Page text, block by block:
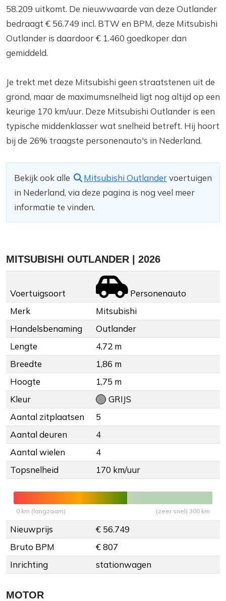
58.209 uitkomt. De nieuwwaarde van deze Outlander
bedraagt € 56.749 incl. BTW en BPM, deze Mitsubishi
Outlander is daardoor € 1.460 goedkoper dan
gemiddeld.
Je trekt met deze Mitsubishi geen straatstenen uit de
grond, maar de maximumsnelheid ligt nog altijd op een
keurige 170 km/uur. Deze Mitsubishi Outlander is een
typische middenklasser wat snelheid betreft. Hij hoort
bij de 26% traagste personenauto's in Nederland.
Bekijk ook alle Mitsubishi Outlandervoertuigen
in Nederland, via deze pagina is nog veel meer
informatie te vinden.
MITSUBISHI OUTLANDER | 2026
Voertuigsoort
Personenauto
Merk
Mitsubishi
Handelsbenaming
Outlander
Lengte
4,72 m
Breedte
1,86 m
Hoogte
1,75 m
Kleur
GRIJS
Aantal zitplaatsen
5
Aantal deuren
4
Aantal wielen
4
Topsnelheid
170 km/uur
0 km (langzaam) (zeer snel) 300 km
Nieuwprijs
€ 56.749
Bruto BPM
€ 807
Inrichting
stationwagen
MOTOR